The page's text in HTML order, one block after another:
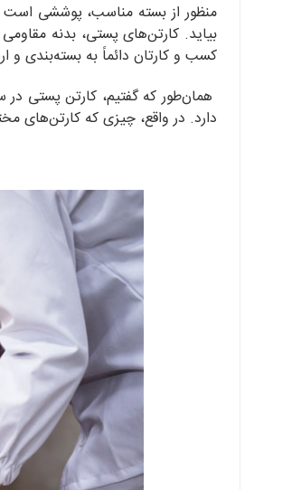
منظور از بسته مناسب، پوششی است
بیاید. کارتن‌های پستی، بدنه
کسب و کارتان دائماً به بسته‌بندی و
همان‌طور که گفتیم، کارتن پستی
دارد. در واقع، چیزی که کارتن‌های